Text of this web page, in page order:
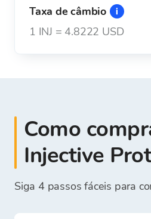
Taxa de câmbio
1 INJ = 4.8222 USD
Como
Injective
Siga 4 passos fáceis para